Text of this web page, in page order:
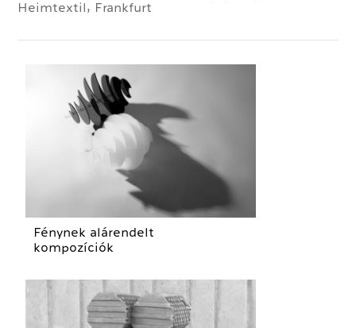
Heimtextil, Frankfurt
Fénynek alárendelt
kompozíciók